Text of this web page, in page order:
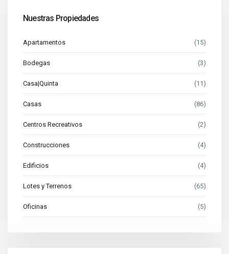
Nuestras Propiedades
Apartamentos (15)
Bodegas (3)
Casa|Quinta (11)
Casas (86)
Centros Recreativos (2)
Construcciones (4)
Edificios (4)
Lotes y Terrenos (65)
Oficinas (5)